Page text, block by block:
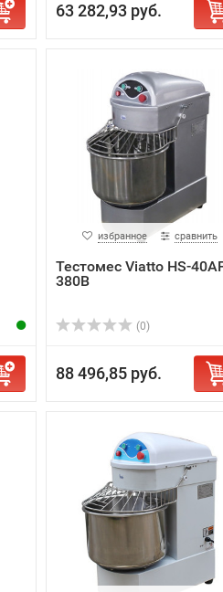
63 282,93 руб.
избранное сравнить
Тестомес Viatto HS-
380В
(0)
88 496,85 руб.